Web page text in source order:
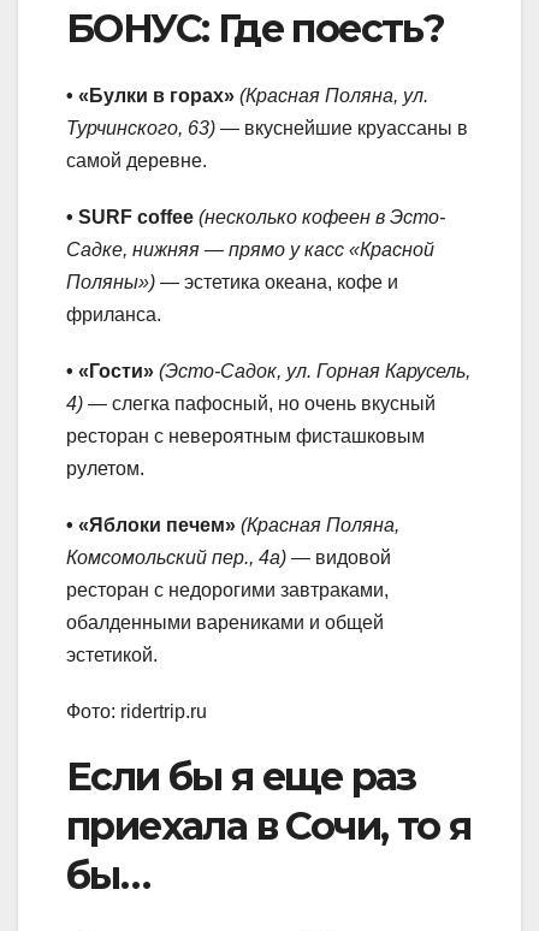
БОНУС: Где поесть?
• «Булки в горах» (Красная Поляна, ул.
Турчинского, 63) — вкуснейшие круассаны в
самой деревне.
• SURF coffee (несколько кофеен в Эсто-
Садке, нижняя — прямо у касс «Красной
Поляны») — эстетика океана, кофе и
фриланса.
• «Гости» (Эсто-Садок, ул. Горная Карусель,
4) — слегка пафосный, но очень вкусный
ресторан с невероятным фисташковым
рулетом.
• «Яблоки печем» (Красная Поляна,
Комсомольский пер., 4а) — видовой
ресторан с недорогими завтраками,
обалденными варениками и общей
эстетикой.
Фото: ridertrip.ru
Если бы я еще раз
приехала в Сочи, то я
бы…